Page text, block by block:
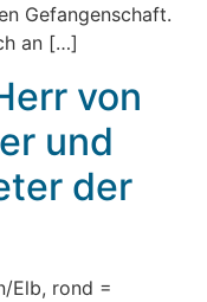
Gefangenschaft.
an […]
von
und
der
Elb, rond =